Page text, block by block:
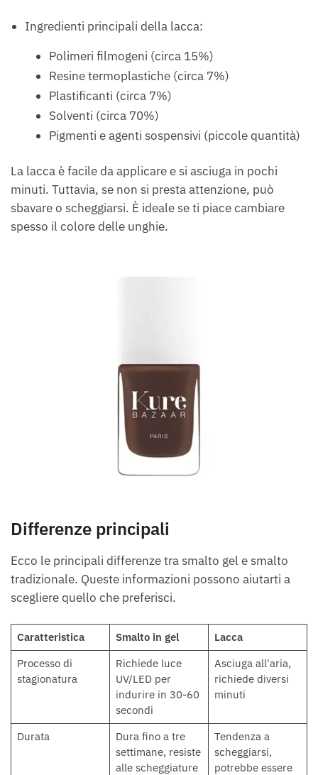
Ingredienti principali della lacca:
Polimeri filmogeni (circa 15%)
Resine termoplastiche (circa 7%)
Plastificanti (circa 7%)
Solventi (circa 70%)
Pigmenti e agenti sospensivi (piccole quantità)
La lacca è facile da applicare e si asciuga in pochi
minuti. Tuttavia, se non si presta attenzione, può
sbavare o scheggiarsi. È ideale se ti piace cambiare
spesso il colore delle unghie.
Differenze principali
Ecco le principali differenze tra smalto gel e smalto
tradizionale. Queste informazioni possono aiutarti a
scegliere quello che preferisci.
Caratteristica Smalto in gel
Lacca
Processo di
stagionatura
Richiede luce
UV/LED per
indurire in 30-60
secondi
Asciuga all'aria,
richiede diversi
minuti
Durata
Dura fino a tre
settimane, resiste
alle scheggiature
Tendenza a
scheggiarsi,
potrebbe essere